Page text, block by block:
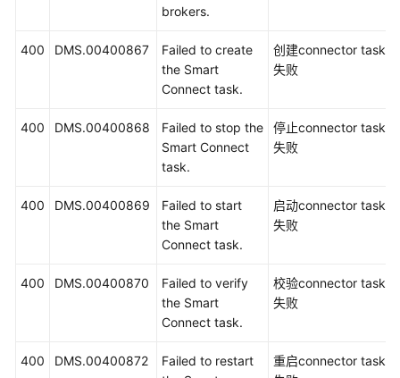
brokers.
400 DMS.00400867
Failed to create
the Smart
Connect task.
创建connector task
失败
400 DMS.00400868
Failed to stop the
Smart Connect
task.
停止connector task
失败
400 DMS.00400869
Failed to start
the Smart
Connect task.
启动connector task
失败
400 DMS.00400870
Failed to verify
the Smart
Connect task.
校验connector task
失败
400 DMS.00400872
Failed to restart
重启connector task